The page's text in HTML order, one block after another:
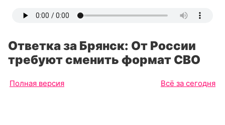
Ответка за Брянск: От России
требуют сменить формат СВО
Полная версия Всё за сегодня